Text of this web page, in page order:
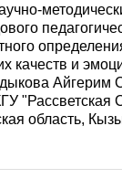
качеств и
Айгерим
"Рассветская
область,